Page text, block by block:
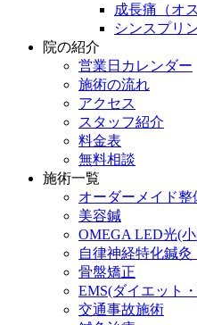
成長痛（オ
シンスプリ
院の紹介
営業日カレンダー
施術の流れ
アクセス
スタッフ紹介
料金表
無料相談
施術一覧
オーダーメイド整
美容鍼
OMEGA LED光(
自律神経特化鍼灸
骨盤矯正
EMS(ダイエット
交通事故施術